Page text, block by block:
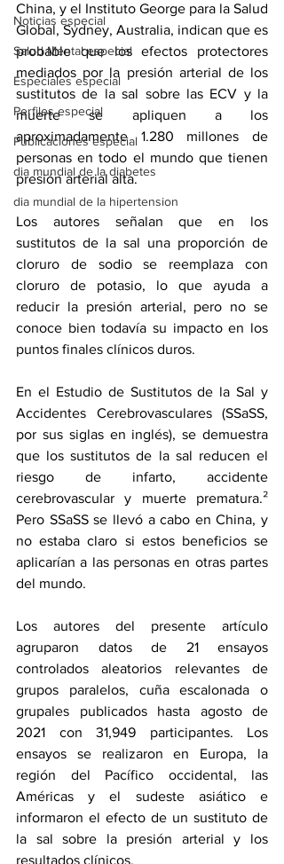
Noticias especial
Salud Mental especial
Especiales especial
Perfiles especial
Publicaciones especial
dia mundial de la diabetes
dia mundial de la hipertension
China, y el Instituto George para la Salud
Global, Sydney, Australia, indican que es
probable que los efectos protectores
mediados por la presión arterial de los
sustitutos de la sal sobre las ECV y la
muerte se apliquen a los
aproximadamente 1.280 millones de
personas en todo el mundo que tienen
presión arterial alta.
Los autores señalan que en los
sustitutos de la sal una proporción de
cloruro de potasio, lo que ayuda a
reducir la presión arterial, pero no se
conoce bien todavía su impacto en los
puntos finales clínicos duros.
En el Estudio de Sustitutos de la Sal y
Accidentes Cerebrovasculares (SSaSS,
por sus siglas en inglés), se demuestra
que los sustitutos de la sal reducen el
riesgo de infarto, accidente
cerebrovascular y muerte prematura.²
Pero SSaSS se llevó a cabo en China, y
no estaba claro si estos beneficios se
aplicarían a las personas en otras partes
del mundo.
Los autores del presente artículo
agruparon datos de 21 ensayos
controlados aleatorios relevantes de
grupos paralelos, cuña escalonada o
grupales publicados hasta agosto de
2021 con 31,949 participantes. Los
ensayos se realizaron en Europa, la
región del Pacífico occidental, las
Américas y el sudeste asiático e
informaron el efecto de un sustituto de
la sal sobre la presión arterial y los
resultados clínicos.